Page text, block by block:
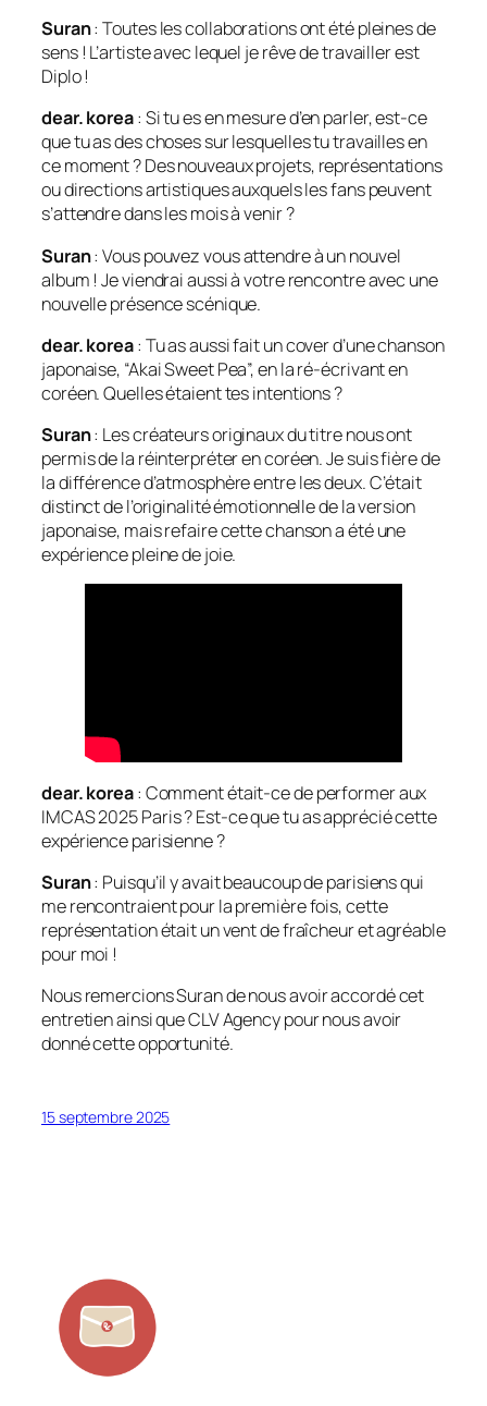
Suran: Toutes les collaborations ont été pleines de
sens ! L’artiste avec lequel je rêve de travailler est
Diplo !
dear. korea: Si tu es en mesure d’en parler, est-ce
que tu as des choses sur lesquelles tu travailles en
ce moment ? Des nouveaux projets, représentations
ou directions artistiques auxquels les fans peuvent
s’attendre dans les mois à venir ?
Suran: Vous pouvez vous attendre à un nouvel
album ! Je viendrai aussi à votre rencontre avec une
nouvelle présence scénique.
dear. korea: Tu as aussi fait un cover d’une chanson
japonaise, “Akai Sweet Pea”, en la ré-écrivant en
coréen. Quelles étaient tes intentions ?
Suran: Les créateurs originaux du titre nous ont
permis de la réinterpréter en coréen. Je suis fière de
la différence d’atmosphère entre les deux. C’était
distinct de l’originalité émotionnelle de la version
japonaise, mais refaire cette chanson a été une
expérience pleine de joie.
dear. korea: Comment était-ce de performer aux
IMCAS 2025 Paris ? Est-ce que tu as apprécié cette
expérience parisienne ?
Suran: Puisqu’il y avait beaucoup de parisiens qui
me rencontraient pour la première fois, cette
représentation était un vent de fraîcheur et agréable
pour moi !
Nous remercions Suran de nous avoir accordé cet
entretien ainsi que CLV Agency pour nous avoir
donné cette opportunité.
15 septembre 2025